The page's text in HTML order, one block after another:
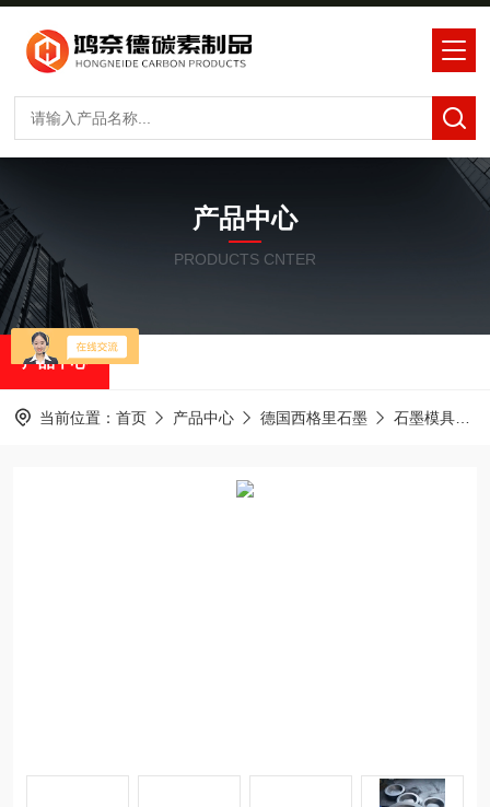
产品中心
PRODUCTS CNTER
产品中心
当前位置： 首页 产品中心 德国西格里石墨 石墨模具